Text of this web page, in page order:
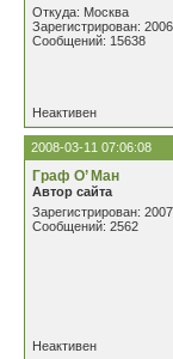
Откуда: Москва
Зарегистрирован:
Сообщений: 15638
Неактивен
2008-03-11 07:06:08
Граф О’ Ман
Автор сайта
Зарегистрирован:
Сообщений: 2562
Неактивен